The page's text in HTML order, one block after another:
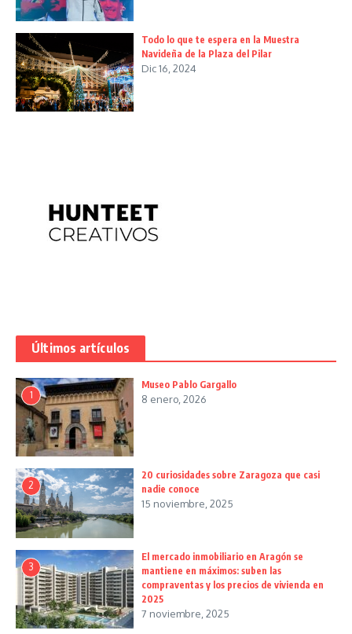
Todo lo que te espera en la Muestra
Navideña de la Plaza del Pilar
Dic 16, 2024
Últimos artículos
1
Museo Pablo Gargallo
8 enero, 2026
2
20 curiosidades sobre Zaragoza que casi
nadie conoce
15 noviembre, 2025
3
El mercado inmobiliario en Aragón se
mantiene en máximos: suben las
compraventas y los precios de vivienda en
2025
7 noviembre, 2025